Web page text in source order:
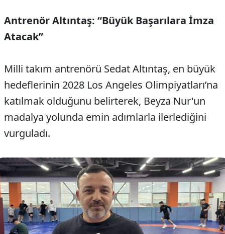
Antrenör Altıntaş: “Büyük Başarılara İmza
Atacak”
Milli takım antrenörü Sedat Altıntaş, en büyük
hedeflerinin 2028 Los Angeles Olimpiyatları’na
katılmak olduğunu belirterek, Beyza Nur'un
madalya yolunda emin adımlarla ilerlediğini
vurguladı.